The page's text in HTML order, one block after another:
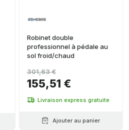
Robinet double
professionnel à pédale au
sol froid/chaud
155,51 €
301,63 €
Livraison express gratuite
Ajouter au panier